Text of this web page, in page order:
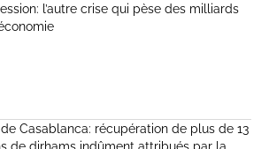
l’autre crise qui pèse des milliards
de Casablanca: récupération de plus de 13